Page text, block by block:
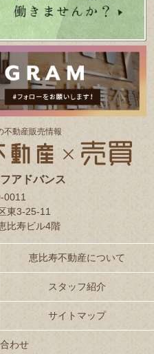
不動産販売情報
アドバンス
0011
東3-25-11
比寿ビル4階
恵比寿不動産について
スタッフ紹介
サイトマップ
わせ